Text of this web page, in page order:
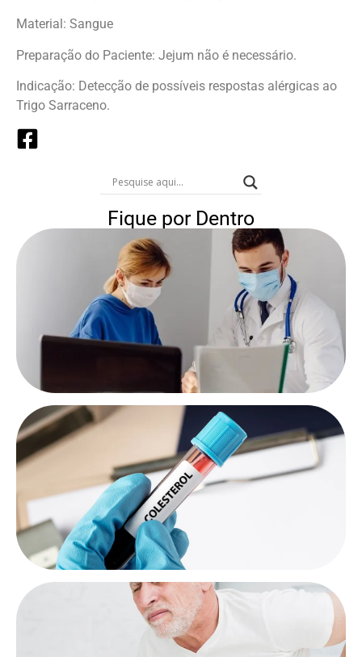
Material: Sangue
Preparação do Paciente: Jejum não é necessário.
Indicação: Detecção de possíveis respostas alérgicas ao
Trigo Sarraceno.
Fique por Dentro